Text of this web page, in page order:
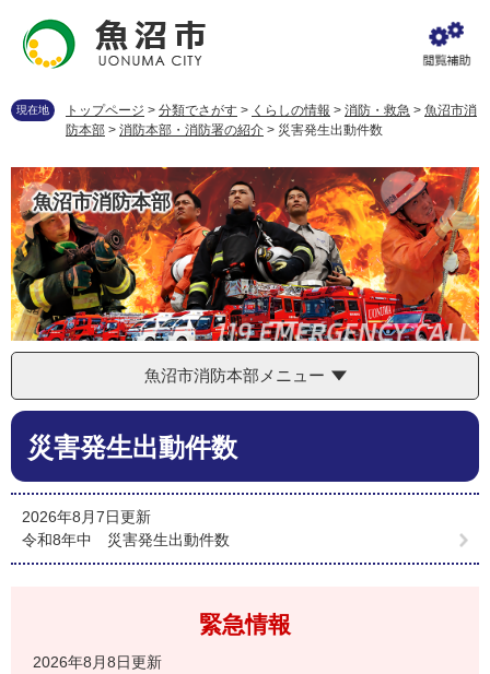
先
す
を
し
文
へ
現在地 トップページ > 分類でさがす > くらしの情報 > 消防・救急 > 魚沼市消
防本部 > 消防本部・消防署の紹介 > 災害発生出動件数
魚沼市消防本部
魚沼市消防本部メニュー
本
災害発生出動件数
2026年8月7日更新
令和8年中 災害発生出動件数
緊急情報
2026年8月8日更新